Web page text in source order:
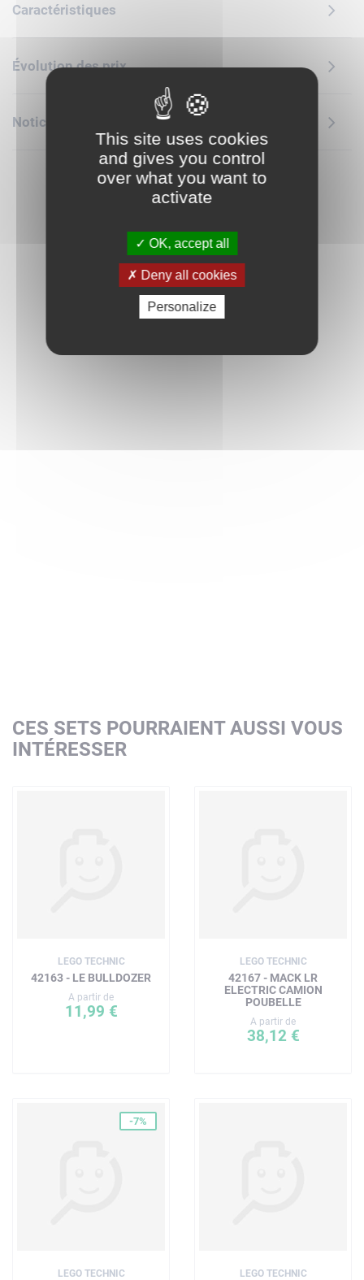
inclinable. Ce set est un beau cadeau à offrir à des enfants
passionnés de véhicules et de voitures de course. Les sets
de construction LEGO Technic combinent des détails
réalistes avec des modèles interactifs qui permettent aux
jeunes constructeurs LEGO de se familiariser avec
l'ingénierie. Offrez aux enfants une aventure créative encore
plus passionnante avec l'appli LEGO Builder, qui leur permet
de zoomer, de faire pivoter les modèles en 3D et de suivre
Caractéristiques
Évolution des prix
Notice de montage
CES SETS POURRAIENT AUSSI VOUS
INTÉRESSER
LEGO TECHNIC
42163 - LE BULLDOZER
A partir de
11,99 €
LEGO TECHNIC
42167 - MACK LR
ELECTRIC CAMION
POUBELLE
A partir de
38,12 €
-7%
LEGO TECHNIC LEGO TECHNIC
This site uses cookies
and gives you control
over what you want to
activate
OK, accept all
Deny all cookies
Personalize